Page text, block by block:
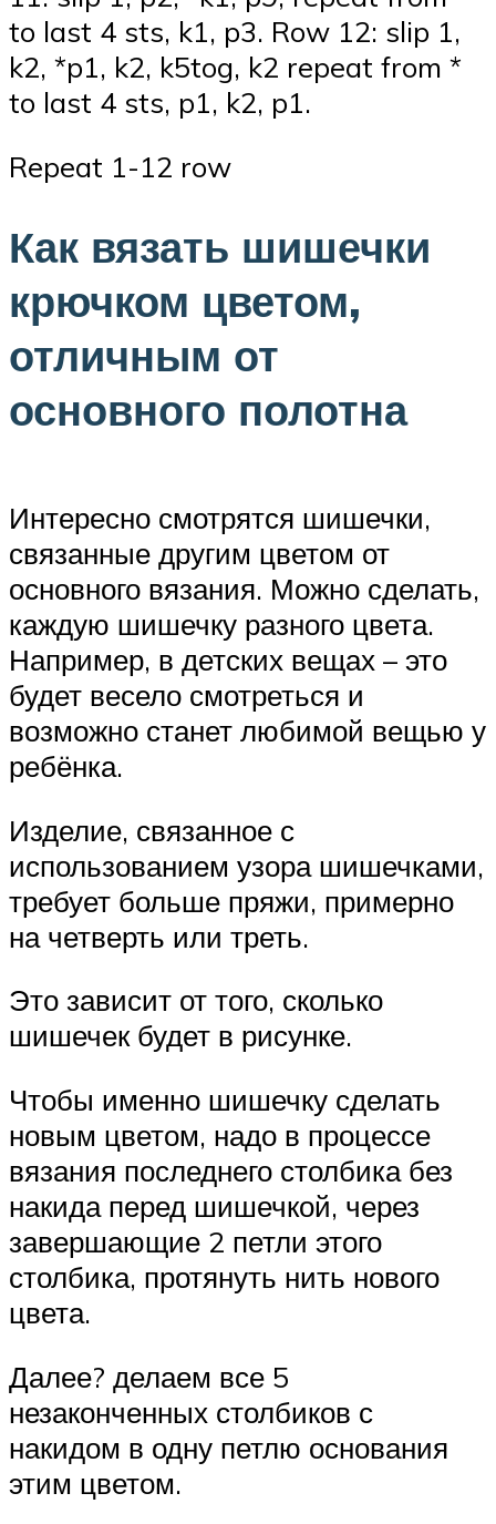
to last 4 sts, k1, p3. Row 12: slip 1,
k2, *p1, k2, k5tog, k2 repeat from *
to last 4 sts, p1, k2, p1.
Repeat 1-12 row
Как вязать шишечки
крючком цветом,
отличным от
основного полотна
Интересно смотрятся шишечки,
связанные другим цветом от
основного вязания. Можно сделать,
каждую шишечку разного цвета.
Например, в детских вещах – это
будет весело смотреться и
возможно станет любимой вещью у
ребёнка.
Изделие, связанное с
использованием узора шишечками,
требует больше пряжи, примерно
на четверть или треть.
Это зависит от того, сколько
шишечек будет в рисунке.
Чтобы именно шишечку сделать
новым цветом, надо в процессе
вязания последнего столбика без
накида перед шишечкой, через
завершающие 2 петли этого
столбика, протянуть нить нового
цвета.
Далее? делаем все 5
незаконченных столбиков с
накидом в одну петлю основания
этим цветом.